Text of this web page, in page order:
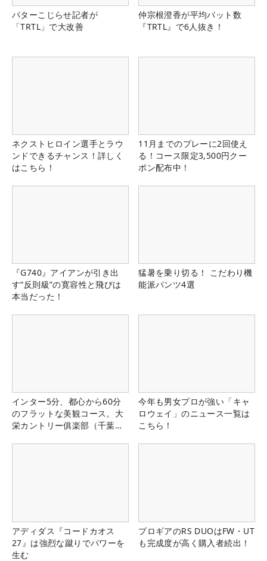
パターこじらせ記者が
「TRTL」で大改善
仲宗根澄香が平均パット数
『TRTL』で6人抜き！
ネクストヒロイン選手とラウ
ンドできるチャンス！詳しく
はこちら！
11月までのプレーに2回使え
る！コース限定3,500円クー
ポン配布中！
『G740』アイアンが引き出
す“反則級”の寛容性と飛びは
本当だった！
猛暑を乗り切る！ こだわり機
能派パンツ4選
インター5分、都心から60分
のフラットな美観コース。大
栄カントリー俱楽部（千葉
今年も男女プロが強い「キャ
ロウェイ」のニュース一覧は
こちら！
アディダス『コードカオス
27』は強烈な蹴りでパワーを
生む
プロギアのRS DUOはFW・UT
も完成度が高く購入者続出！